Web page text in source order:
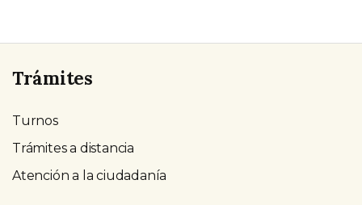
Trámites
Turnos
Trámites a distancia
Atención a la ciudadanía